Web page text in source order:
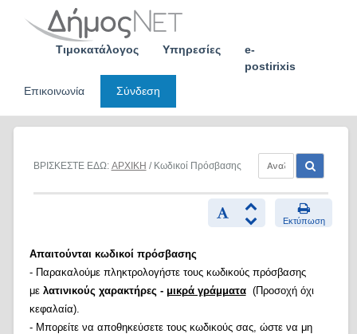
Τιμοκατάλογος Υπηρεσίες
e-
postirixis
Επικοινωνία
Σύνδεση
ΒΡΙΣΚΕΣΤΕ ΕΔΩ: ΑΡΧΙΚΗ / Κωδικοί Πρόσβασης
Εκτύπωση
Απαιτούνται κωδικοί πρόσβασης
- Παρακαλούμε πληκτρολογήστε τους κωδικούς πρόσβασης
με λατινικούς χαρακτήρες - μικρά γράμματα(Προσοχή όχι
κεφαλαία).
- Μπορείτε να αποθηκεύσετε τους κωδικούς σας, ώστε να μη